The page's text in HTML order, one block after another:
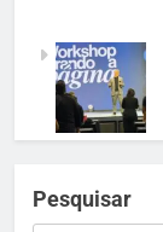
Pesquisar